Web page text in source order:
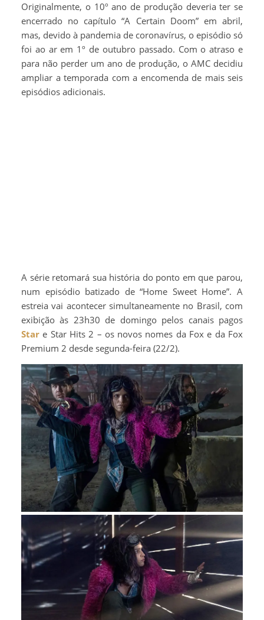
Originalmente, o 10º ano de produção deveria ter se
encerrado no capítulo “A Certain Doom” em abril,
mas, devido à pandemia de coronavírus, o episódio só
foi ao ar em 1º de outubro passado. Com o atraso e
para não perder um ano de produção, o AMC decidiu
ampliar a temporada com a encomenda de mais seis
episódios adicionais.
A série retomará sua história do ponto em que parou,
num episódio batizado de “Home Sweet Home”. A
estreia vai acontecer simultaneamente no Brasil, com
exibição às 23h30 de domingo pelos canais pagos
Star e Star Hits 2 – os novos nomes da Fox e da Fox
Premium 2 desde segunda-feira (22/2).